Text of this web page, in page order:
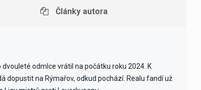
Články autora
odmlce vrátil na počátku roku 2024. K
dopustit na Rýmařov, odkud pochází. Realu fandí už